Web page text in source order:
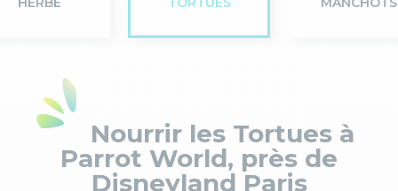
Nourrir les Tortues à
Parrot World, près de
Disneyland Paris